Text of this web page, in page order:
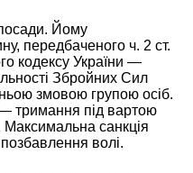
посади. Йому
передбаченого ч. 2 ст.
кодексу України —
Збройних Сил
змовою групою осіб.
тримання під вартою
санкція
волі.